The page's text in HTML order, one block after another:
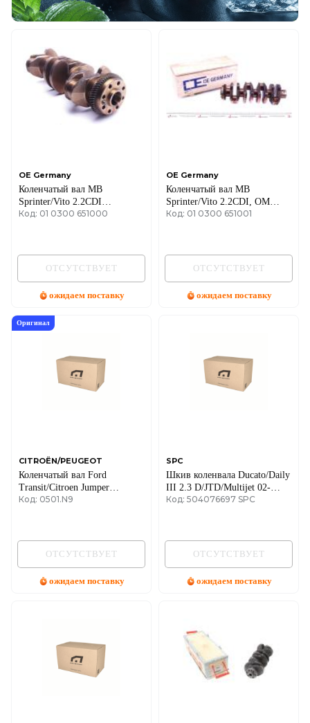
OE Germany
Коленчатый вал MB
Sprinter/Vito 2.2CDI
OM651.911-
Код: 01 0300 651000
ОТСУТСТВУЕТ
ожидаем поставку
OE Germany
Коленчатый вал MB
Sprinter/Vito 2.2CDI, OM
651.940/950/955/957
Код: 01 0300 651001
ОТСУТСТВУЕТ
ожидаем поставку
Оригинал
CITROËN/PEUGEOT
Коленчатый вал Ford
Transit/Citroen Jumper
2.2HDi/TDCi 04-
Код: 0501.N9
ОТСУТСТВУЕТ
ожидаем поставку
SPC
Шкив коленвала Ducato/Daily
III 2.3 D/JTD/Multijet 02-
(+AC)
Код: 504076697 SPC
ОТСУТСТВУЕТ
ожидаем поставку